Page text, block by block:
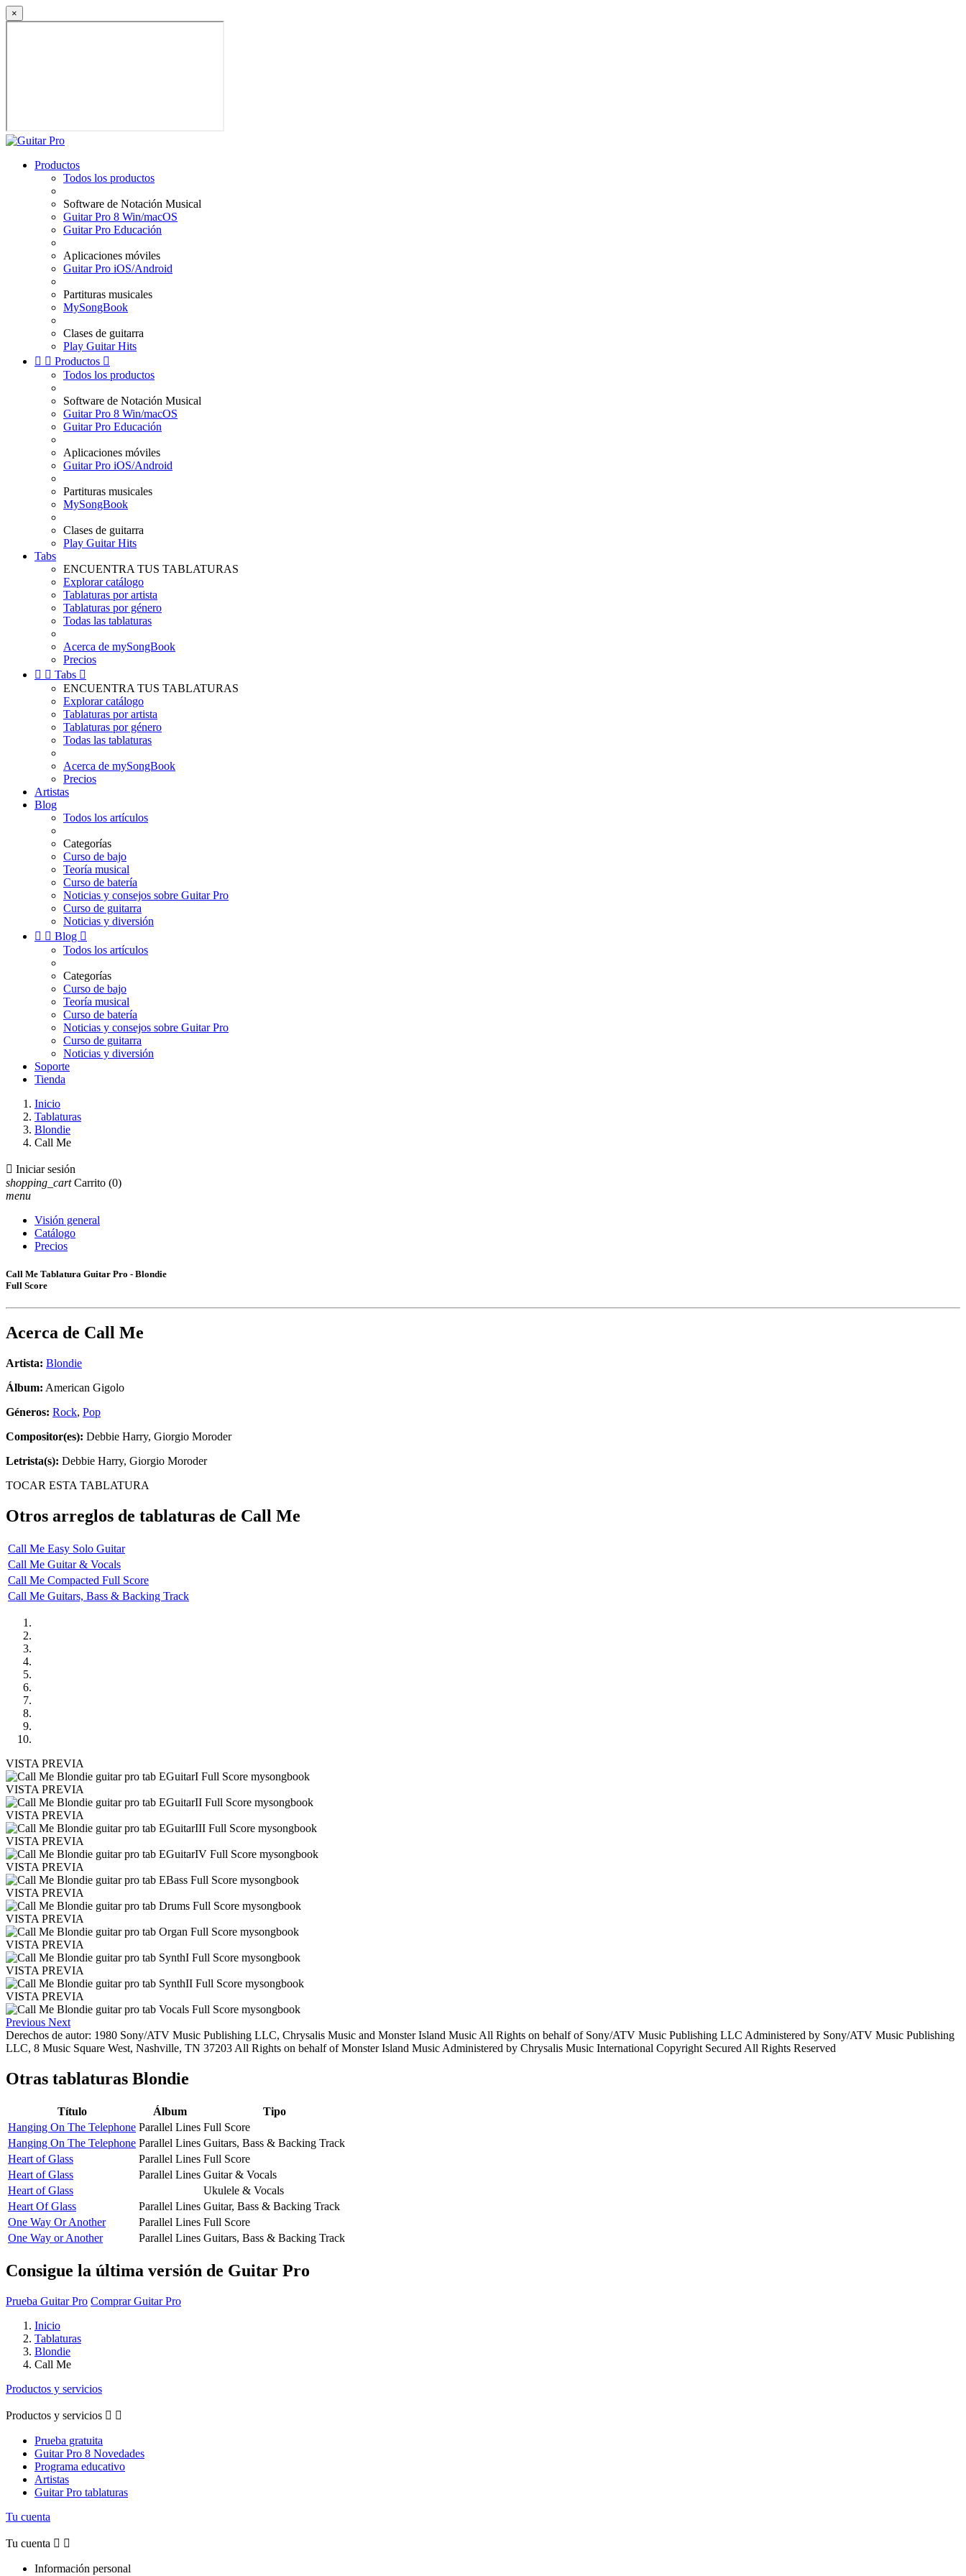
×
Productos
Todos los productos
Software de Notación Musical
Guitar Pro 8 Win/macOS
Guitar Pro Educación
Aplicaciones móviles
Guitar Pro iOS/Android
Partituras musicales
MySongBook
Clases de guitarra
Play Guitar Hits
  Productos 
Todos los productos
Software de Notación Musical
Guitar Pro 8 Win/macOS
Guitar Pro Educación
Aplicaciones móviles
Guitar Pro iOS/Android
Partituras musicales
MySongBook
Clases de guitarra
Play Guitar Hits
Tabs
ENCUENTRA TUS TABLATURAS
Explorar catálogo
Tablaturas por artista
Tablaturas por género
Todas las tablaturas
Acerca de mySongBook
Precios
  Tabs 
ENCUENTRA TUS TABLATURAS
Explorar catálogo
Tablaturas por artista
Tablaturas por género
Todas las tablaturas
Acerca de mySongBook
Precios
Artistas
Blog
Todos los artículos
Categorías
Curso de bajo
Teoría musical
Curso de batería
Noticias y consejos sobre Guitar Pro
Curso de guitarra
Noticias y diversión
  Blog 
Todos los artículos
Categorías
Curso de bajo
Teoría musical
Curso de batería
Noticias y consejos sobre Guitar Pro
Curso de guitarra
Noticias y diversión
Soporte
Tienda
Inicio
Tablaturas
Blondie
Call Me
 Iniciar sesión
shopping_cart Carrito (0)
menu
Visión general
Catálogo
Precios
Call Me Tablatura Guitar Pro - Blondie
Full Score
Acerca de Call Me
Artista: Blondie
Álbum: American Gigolo
Géneros: Rock, Pop
Compositor(es): Debbie Harry, Giorgio Moroder
Letrista(s): Debbie Harry, Giorgio Moroder
TOCAR ESTA TABLATURA
Otros arreglos de tablaturas de Call Me
Call Me Easy Solo Guitar
Call Me Guitar & Vocals
Call Me Compacted Full Score
Call Me Guitars, Bass & Backing Track
VISTA PREVIA
VISTA PREVIA
VISTA PREVIA
VISTA PREVIA
VISTA PREVIA
VISTA PREVIA
VISTA PREVIA
VISTA PREVIA
VISTA PREVIA
VISTA PREVIA
Previous Next
Derechos de autor: 1980 Sony/ATV Music Publishing LLC, Chrysalis Music and Monster Island Music All Rights on behalf of Sony/ATV Music Publishing LLC Administered by Sony/ATV Music Publishing
LLC, 8 Music Square West, Nashville, TN 37203 All Rights on behalf of Monster Island Music Administered by Chrysalis Music International Copyright Secured All Rights Reserved
Otras tablaturas Blondie
Título Álbum
Tipo
Hanging On The Telephone Parallel Lines Full Score
Hanging On The Telephone Parallel Lines Guitars, Bass & Backing Track
Heart of Glass
Parallel Lines Full Score
Heart of Glass
Parallel Lines Guitar & Vocals
Heart of Glass
Ukulele & Vocals
Heart Of Glass
Parallel Lines Guitar, Bass & Backing Track
One Way Or Another
Parallel Lines Full Score
One Way or Another
Parallel Lines Guitars, Bass & Backing Track
Consigue la última versión de Guitar Pro
Prueba Guitar Pro Comprar Guitar Pro
Inicio
Tablaturas
Blondie
Call Me
Productos y servicios
Productos y servicios  
Prueba gratuita
Guitar Pro 8 Novedades
Programa educativo
Artistas
Guitar Pro tablaturas
Tu cuenta
Tu cuenta  
Información personal